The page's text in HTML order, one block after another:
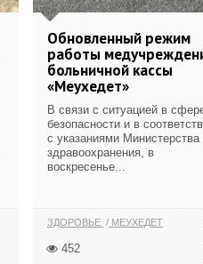
Обновленный режим
работы
больничной кассы
«Меухедет»
В связи с ситуацией в
безопасности и в
с указаниями Министерства
здравоохранения, в
воскресенье...
ЗДОРОВЬЕ МЕУХЕДЕТ
452